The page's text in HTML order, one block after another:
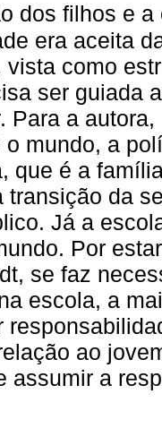
dos filhos e a
era aceita
vista como
ser guiada
Para a
o mundo, a
que é a
transição da
Já a
Por
se faz
escola, a
ao
assumir a